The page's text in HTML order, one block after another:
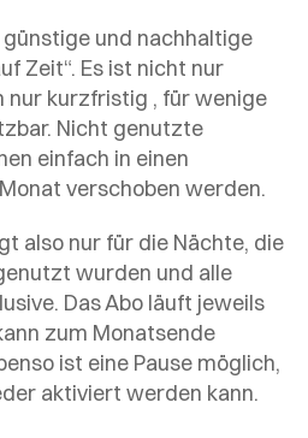
günstige und nachhaltige
Zeit“. Es ist nicht nur
nur kurzfristig , für wenige
Nicht genutzte
einfach in einen
verschoben werden.
also nur für die Nächte, die
wurden und alle
Das Abo läuft jeweils
zum Monatsende
ist eine Pause möglich,
aktiviert werden kann.